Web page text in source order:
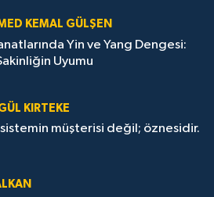
KEMAL GÜLŞEN
Yin ve Yang Dengesi:
Uyumu
KIRTEKE
müşterisi değil; öznesidir.